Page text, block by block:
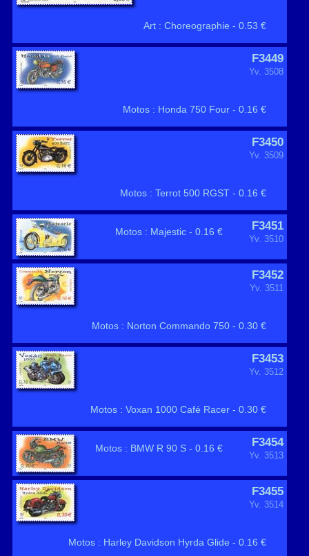
Art : Choreographie - 0.53 €
F3449
Yv. 3508
Motos : Honda 750 Four - 0.16 €
F3450
Yv. 3509
Motos : Terrot 500 RGST - 0.16 €
F3451
Yv. 3510
Motos : Majestic - 0.16 €
F3452
Yv. 3511
Motos : Norton Commando 750 - 0.30 €
F3453
Yv. 3512
Motos : Voxan 1000 Café Racer - 0.30 €
F3454
Yv. 3513
Motos : BMW R 90 S - 0.16 €
F3455
Yv. 3514
Motos : Harley Davidson Hyrda Glide - 0.16 €